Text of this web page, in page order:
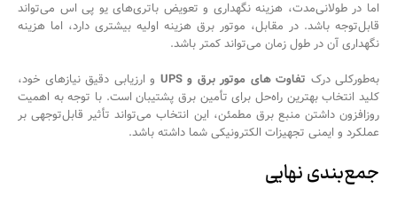
اما در طولانی‌مدت، هزینه نگهداری و تعویض باتری‌های یو پی اس می‌تواند
قابل‌توجه باشد. در مقابل، موتور برق هزینه اولیه بیشتری دارد، اما هزینه
نگهداری آن در طول زمان می‌تواند کمتر باشد.
به‌طورکلی درک تفاوت های موتور برق و UPS و ارزیابی دقیق نیازهای خود،
کلید انتخاب بهترین راه‌حل برای تأمین برق پشتیبان است. با توجه به اهمیت
روزافزون داشتن منبع برق مطمئن، این انتخاب می‌تواند تأثیر قابل‌توجهی بر
عملکرد و ایمنی تجهیزات الکترونیکی شما داشته باشد.
جمع‌بندی نهایی